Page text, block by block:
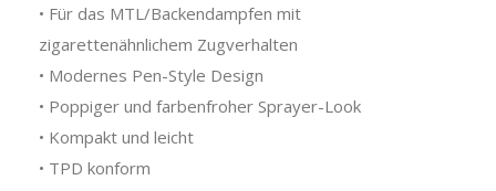
• Für das MTL/Backendampfen mit
zigarettenähnlichem Zugverhalten
• Modernes Pen-Style Design
• Poppiger und farbenfroher Sprayer-Look
• Kompakt und leicht
• TPD konform